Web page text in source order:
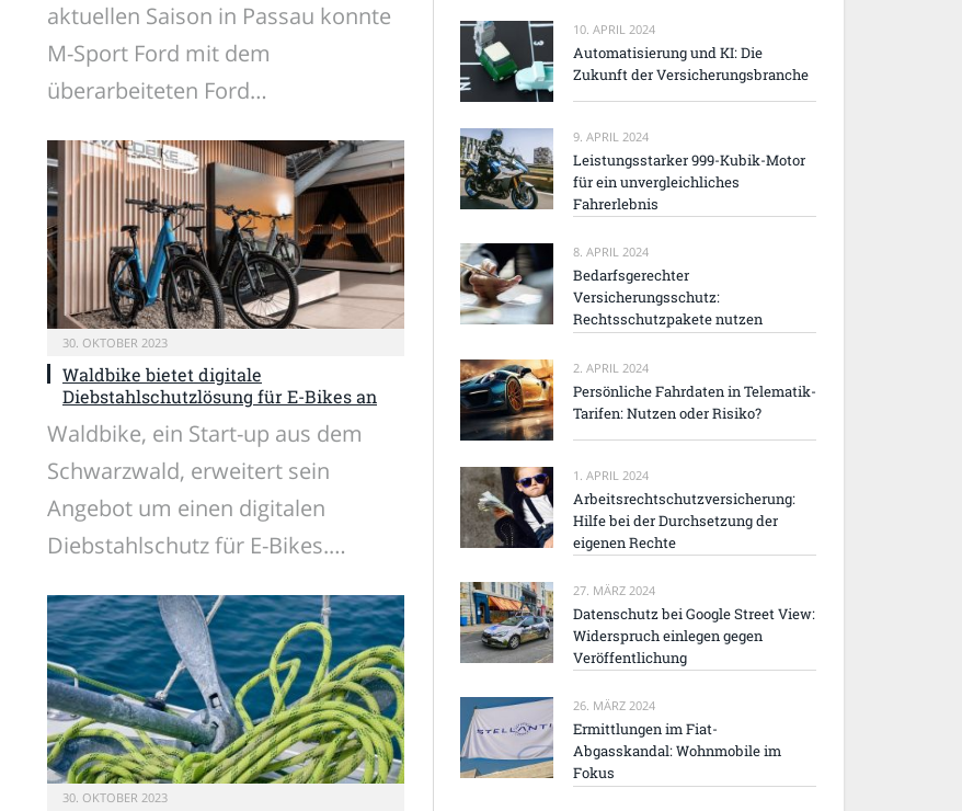
aktuellen Saison in Passau konnte
M-Sport Ford mit dem
überarbeiteten Ford…
30. OKTOBER 2023
Waldbike bietet digitale
Diebstahlschutzlösung für E-Bikes an
Waldbike, ein Start-up aus dem
Schwarzwald, erweitert sein
Angebot um einen digitalen
Diebstahlschutz für E-Bikes.…
30. OKTOBER 2023
10. APRIL 2024
Automatisierung und KI: Die
Zukunft der Versicherungsbranche
9. APRIL 2024
Leistungsstarker 999-Kubik-Motor
für ein unvergleichliches
Fahrerlebnis
8. APRIL 2024
Bedarfsgerechter
Versicherungsschutz:
Rechtsschutzpakete nutzen
2. APRIL 2024
Persönliche Fahrdaten in Telematik-
Tarifen: Nutzen oder Risiko?
1. APRIL 2024
Arbeitsrechtschutzversicherung:
Hilfe bei der Durchsetzung der
eigenen Rechte
27. MÄRZ 2024
Datenschutz bei Google Street View:
Widerspruch einlegen gegen
Veröffentlichung
26. MÄRZ 2024
Ermittlungen im Fiat-
Abgasskandal: Wohnmobile im
Fokus